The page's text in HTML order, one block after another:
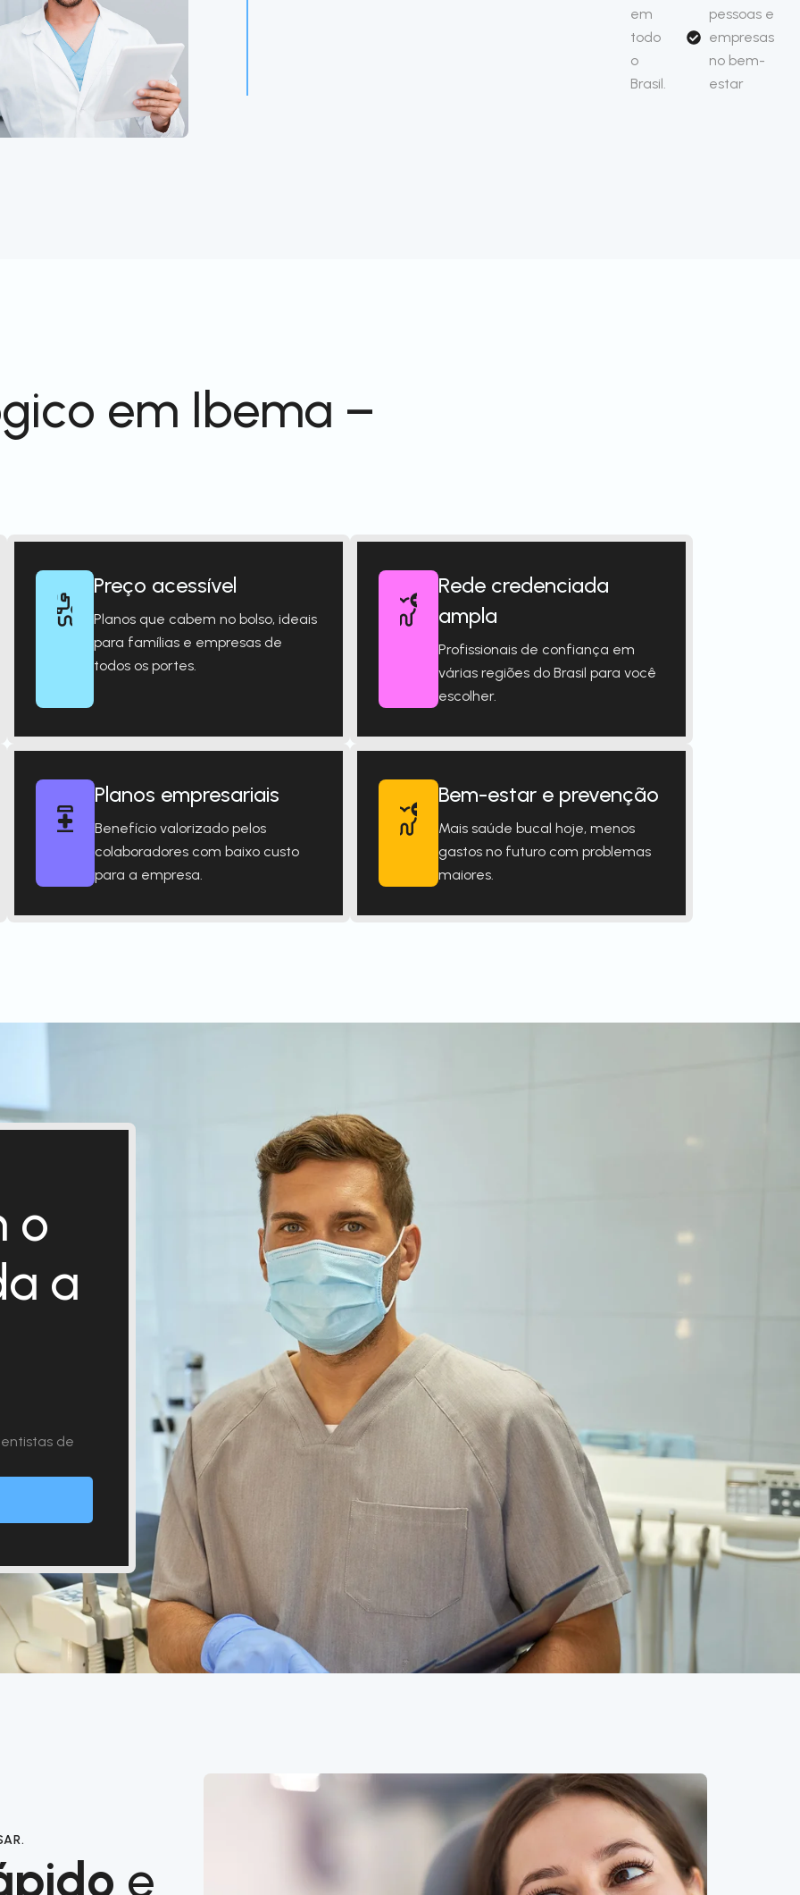
em
todo
o
Brasil.
pessoas e
empresas
no bem-
estar
em Ibema –
Preço acessível
Planos que cabem no bolso, ideais
para famílias e empresas de
todos os portes.
Rede credenciada
ampla
Profissionais de confiança em
várias regiões do Brasil para você
escolher.
Planos empresariais
Benefício valorizado pelos
colaboradores com baixo custo
para a empresa.
Bem-estar e prevenção
Mais saúde bucal hoje, menos
gastos no futuro com problemas
maiores.
o
a
de
e